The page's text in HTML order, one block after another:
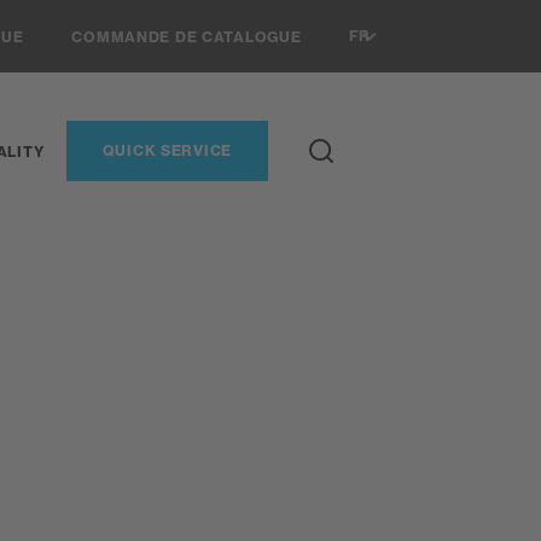
COMMANDE DE CATALOGUE FR
QUICK SERVICE